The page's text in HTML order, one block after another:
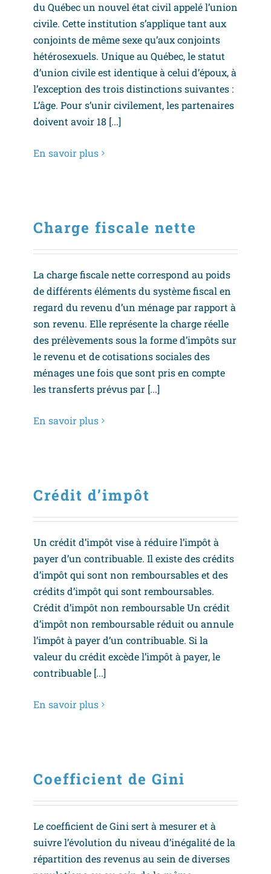
du Québec un nouvel état civil appelé l’union
civile. Cette institution s’applique tant aux
conjoints de même sexe qu’aux conjoints
hétérosexuels. Unique au Québec, le statut
d’union civile est identique à celui d’époux, à
l’exception des trois distinctions suivantes :
L’âge. Pour s’unir civilement, les partenaires
doivent avoir 18 [...]
En savoir plus
Charge fiscale nette
La charge fiscale nette correspond au poids
de différents éléments du système fiscal en
regard du revenu d’un ménage par rapport à
son revenu. Elle représente la charge réelle
des prélèvements sous la forme d’impôts sur
le revenu et de cotisations sociales des
ménages une fois que sont pris en compte
les transferts prévus par [...]
En savoir plus
Crédit d’impôt
Un crédit d’impôt vise à réduire l’impôt à
payer d’un contribuable. Il existe des crédits
d’impôt qui sont non remboursables et des
crédits d’impôt qui sont remboursables.
Crédit d’impôt non remboursable Un crédit
d’impôt non remboursable réduit ou annule
l’impôt à payer d’un contribuable. Si la
valeur du crédit excède l’impôt à payer, le
contribuable [...]
En savoir plus
Coefficient de Gini
Le coefficient de Gini sert à mesurer et à
suivre l’évolution du niveau d’inégalité de la
répartition des revenus au sein de diverses